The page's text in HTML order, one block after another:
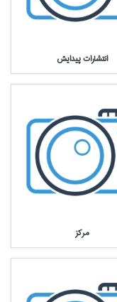
انتشارات پيدايش
مركز